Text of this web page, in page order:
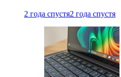
2 года спустя2 года спустя